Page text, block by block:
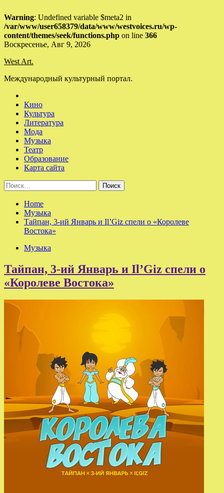
Warning: Undefined variable $meta2 in
/var/www/user658379/data/www/westvoices.ru/wp-
content/themes/seek/functions.php on line 366
Skip
content
Воскресенье, Авг 9, 2026
West Art.
Международный культурный портал.
Кино
Культура
Литература
Мода
Музыка
Театр
Образование
Карта сайта
Найти:
Home
Музыка
Тайпан, 3-ий Январь и Il’Giz спели о «Королеве
Востока»
Музыка
Тайпан, 3-ий Январь и Il’Giz спели о
«Королеве Востока»